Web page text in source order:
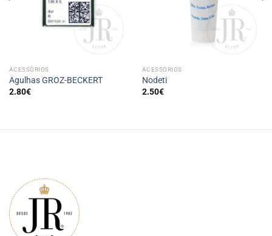
ACESSÓRIOS
Agulhas GROZ-BECKERT
2.80€
ACESSÓRIOS
Nodeti
2.50€